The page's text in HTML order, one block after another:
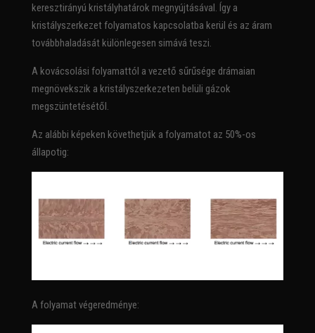
keresztirányú kristályhatárok megnyújtásával. Így a
kristályszerkezet folyamatos kapcsolatba kerül és az áram
továbbhaladását különlegesen simává teszi.
A kovácsolási folyamattól a vezető sűrűsége drámaian
megnövekszik a kristályszerkezeten belüli gázok
megszüntetésétől.
Az alábbi képeken követhetjük a folyamatot az 50%-os
állapotig:
A folyamat végeredménye: